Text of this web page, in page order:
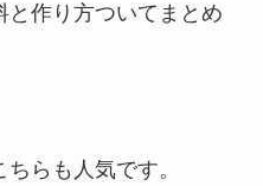
と作り方ついてまとめ
らも人気です。